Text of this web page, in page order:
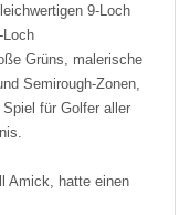
9-Loch
Grüns, malerische
Semirough-Zonen,
für Golfer aller
Amick, hatte einen